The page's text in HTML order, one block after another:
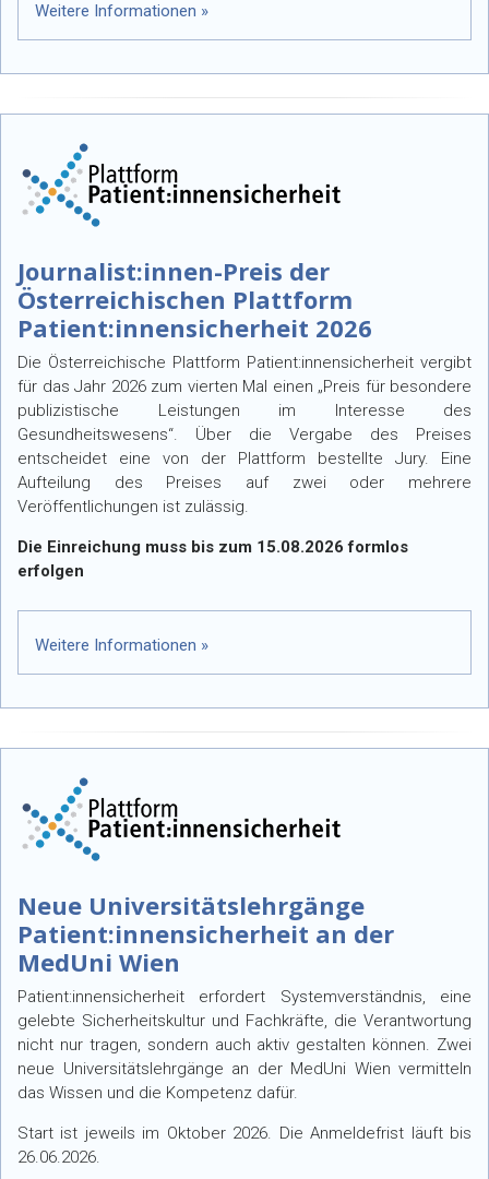
Weitere Informationen »
Journalist:innen-Preis der
Österreichischen Plattform
Patient:innensicherheit 2026
Die Österreichische Plattform Patient:innensicherheit vergibt
für das Jahr 2026 zum vierten Mal einen „Preis für besondere
publizistische Leistungen im Interesse des
Gesundheitswesens“. Über die Vergabe des Preises
entscheidet eine von der Plattform bestellte Jury. Eine
Aufteilung des Preises auf zwei oder mehrere
Veröffentlichungen ist zulässig.
Die Einreichung muss bis zum 15.08.2026 formlos
erfolgen
Weitere Informationen »
Neue Universitätslehrgänge
Patient:innensicherheit an der
MedUni Wien
Patient:innensicherheit erfordert Systemverständnis, eine
gelebte Sicherheitskultur und Fachkräfte, die Verantwortung
nicht nur tragen, sondern auch aktiv gestalten können. Zwei
neue Universitätslehrgänge an der MedUni Wien vermitteln
das Wissen und die Kompetenz dafür.
Start ist jeweils im Oktober 2026. Die Anmeldefrist läuft bis
26.06.2026.